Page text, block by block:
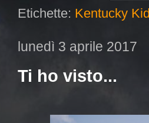
Etichette: Kentucky Kid
lunedì 3 aprile 2017
Ti ho visto...